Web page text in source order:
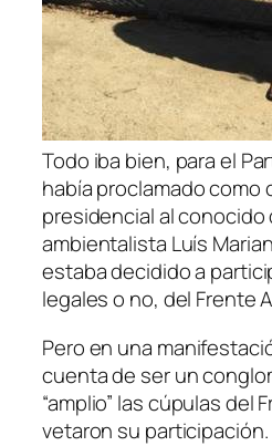
Todo iba bien, para el
había proclamado como
presidencial al
ambientalista Luís
estaba decidido a
legales o no, del Frente
Pero en una
cuenta de ser un
“amplio” las cúpulas del
vetaron su participación.